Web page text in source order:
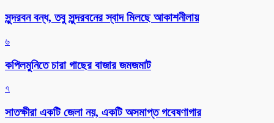
সুন্দরবন বন্ধ, তবু সুন্দরবনের স্বাদ মিলছে আকাশনীলায়
৬
কপিলমুনিতে চারা গাছের বাজার জমজমাট
৭
সাতক্ষীরা একটি জেলা নয়, একটি অসমাপ্ত গবেষণাগার